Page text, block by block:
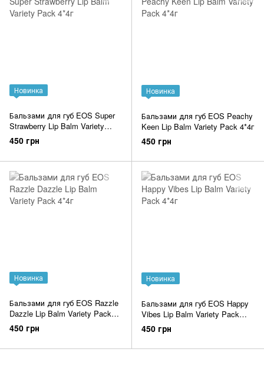
Новинка
Бальзами для губ EOS Super
Strawberry Lip Balm Variety
Pack 4*4г
450 грн
Новинка
Бальзами для губ EOS Peachy
Keen Lip Balm Variety Pack 4*4г
450 грн
Новинка
Бальзами для губ EOS Razzle
Dazzle Lip Balm Variety Pack
4*4г
450 грн
Новинка
Бальзами для губ EOS Happy
Vibes Lip Balm Variety Pack
4*4г
450 грн